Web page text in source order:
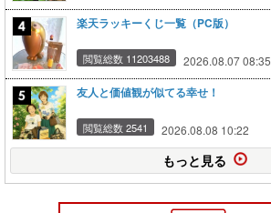
楽天ラッキーくじ一覧（PC版）
閲覧総数 11203488 2026.08.07 08:35
友人と価値観が似てる幸せ！
閲覧総数 2541 2026.08.08 10:22
もっと見る